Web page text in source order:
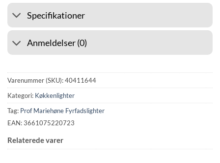
Specifikationer
Anmeldelser (0)
Varenummer (SKU):40411644
Kategori: Køkkenlighter
Tag: Prof Mariehøne Fyrfadslighter
EAN: 3661075220723
Relaterede varer